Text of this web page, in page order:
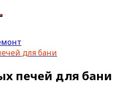
для бани
печей для бани